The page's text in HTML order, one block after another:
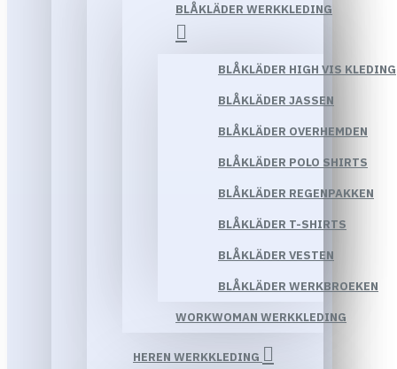
BLÅKLÄDER WERKKLEDING
BLÅKLÄDER HIGH VIS KLEDING
BLÅKLÄDER JASSEN
BLÅKLÄDER OVERHEMDEN
BLÅKLÄDER POLO SHIRTS
BLÅKLÄDER REGENPAKKEN
BLÅKLÄDER T-SHIRTS
BLÅKLÄDER VESTEN
BLÅKLÄDER WERKBROEKEN
WORKWOMAN WERKKLEDING
HEREN WERKKLEDING